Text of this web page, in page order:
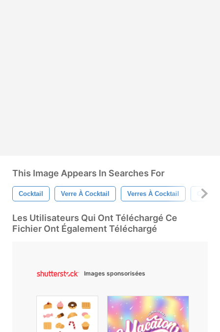
This Image Appears In Searches For
Cocktail Verre À Cocktail Verres À Cocktail Coloré
Les Utilisateurs Qui Ont Téléchargé Ce
Fichier Ont Également Téléchargé
Images sponsorisées